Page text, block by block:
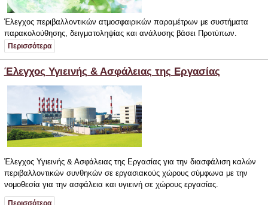
Έλεγχος περιβαλλοντικών ατμοσφαιρικών παραμέτρων με συστήματα
παρακολούθησης, δειγματοληψίας και ανάλυσης βάσει Προτύπων.
Περισσότερα
Έλεγχος Υγιεινής & Ασφάλειας της Εργασίας
Έλεγχος Υγιεινής & Ασφάλειας της Εργασίας για την διασφάλιση καλών
περιβαλλοντικών συνθηκών σε εργασιακούς χώρους σύμφωνα με την
νομοθεσία για την ασφάλεια και υγιεινή σε χώρους εργασίας.
Περισσότερα